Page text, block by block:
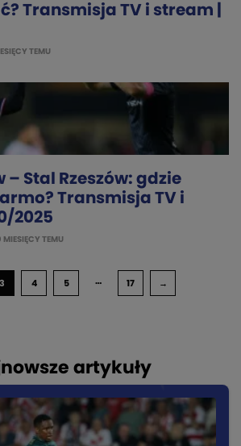
Transmisja TV i stream |
TEMU
– Stal Rzeszów: gdzie
Transmisja TV i
2025
MIESIĘCY TEMU
3 4 5 … 17 →
artykuły